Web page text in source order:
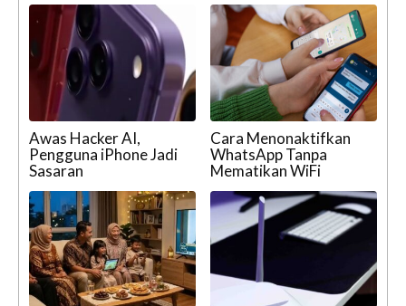
Awas Hacker AI,
Pengguna iPhone Jadi
Sasaran
Cara Menonaktifkan
WhatsApp Tanpa
Mematikan WiFi